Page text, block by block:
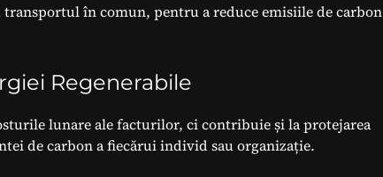
în comun, pentru a reduce emisiile de carbon
Regenerabile
lunare ale facturilor, ci contribuie și la protejarea
de carbon a fiecărui individ sau organizație.